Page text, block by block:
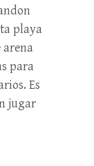
playa
para
Es
jugar